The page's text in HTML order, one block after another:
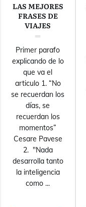
LAS MEJORES
FRASES DE
VIAJES
Primer parafo
explicando de lo
que va el
articulo 1. “No
se recuerdan los
días, se
recuerdan los
momentos”
Cesare Pavese
2. "Nada
desarrolla tanto
la inteligencia
como ...